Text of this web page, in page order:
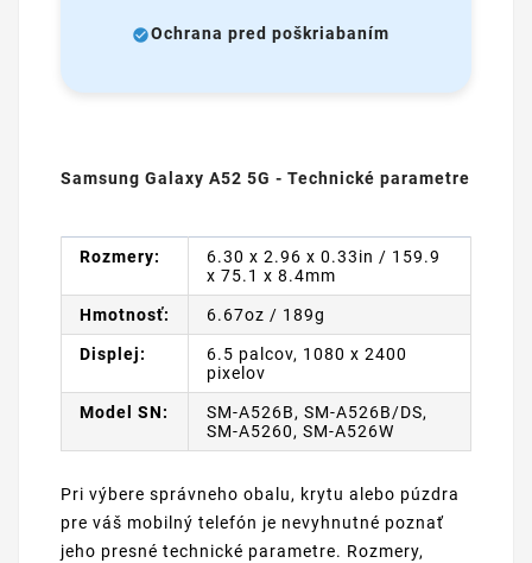
Ochrana pred poškriabaním
Samsung Galaxy A52 5G - Technické parametre
Rozmery:
6.30 x 2.96 x 0.33in / 159.9
x 75.1 x 8.4mm
Hmotnosť: 6.67oz / 189g
Displej:
6.5 palcov, 1080 x 2400
pixelov
Model SN:
SM-A526B, SM-A526B/DS,
SM-A5260, SM-A526W
Pri výbere správneho obalu, krytu alebo púzdra
pre váš mobilný telefón je nevyhnutné poznať
jeho presné technické parametre. Rozmery,